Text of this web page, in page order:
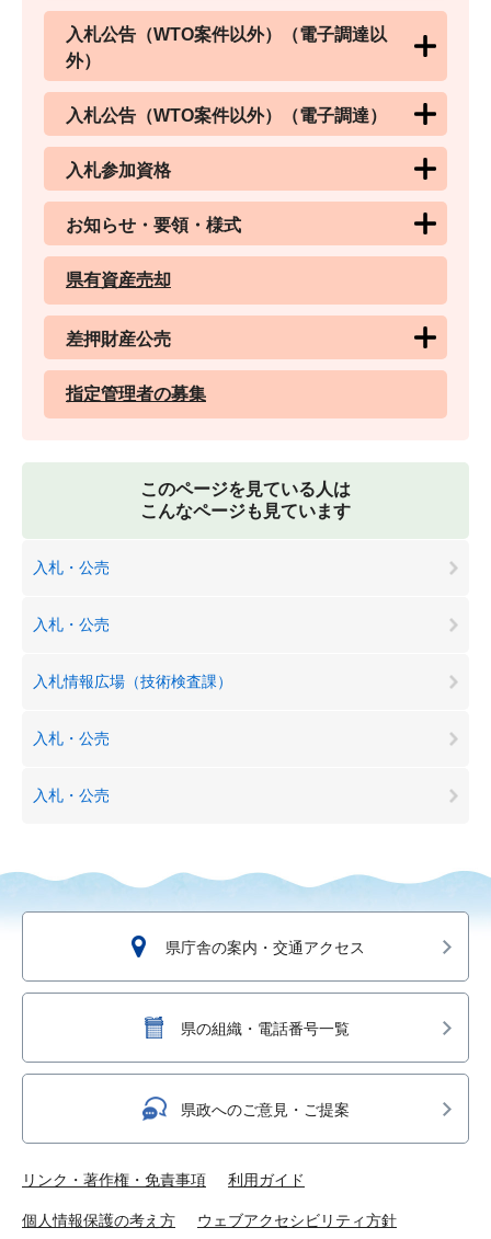
入札公告（WTO案件以外）（電子調達以
外）
入札公告（WTO案件以外）（電子調達）
入札参加資格
お知らせ・要領・様式
県有資産売却
差押財産公売
指定管理者の募集
このページを見ている人は
こんなページも見ています
入札・公売
入札・公売
入札情報広場（技術検査課）
入札・公売
入札・公売
県庁舎の案内・交通アクセス
県の組織・電話番号一覧
県政へのご意見・ご提案
リンク・著作権・免責事項 利用ガイド
個人情報保護の考え方 ウェブアクセシビリティ方針